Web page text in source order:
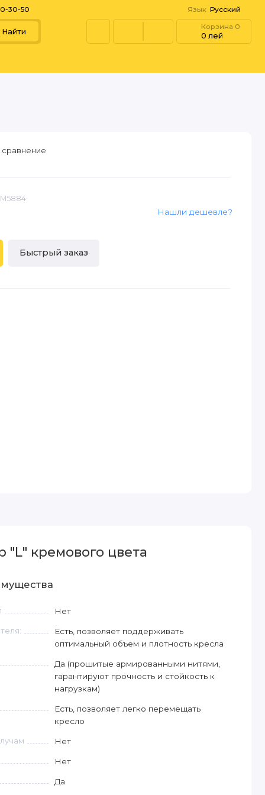
30-50 Язык Русский
Найти
Корзина 0
0 лей
Быстрый заказ
Нашли дешевле?
сравнение
"L" кремового цвета
Нет
Есть, позволяет поддерживать
оптимальный объем и плотность кресла
Да (прошитые армированными нитями,
гарантируют прочность и стойкость к
нагрузкам)
Есть, позволяет легко перемещать
кресло
Нет
Нет
Да